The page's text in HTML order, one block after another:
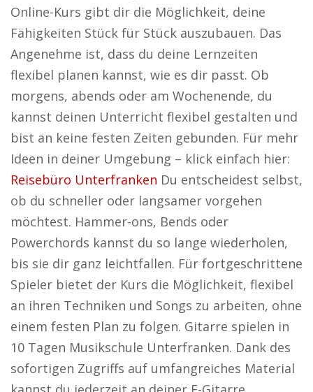
Online-Kurs gibt dir die Möglichkeit, deine
Fähigkeiten Stück für Stück auszubauen. Das
Angenehme ist, dass du deine Lernzeiten
flexibel planen kannst, wie es dir passt. Ob
morgens, abends oder am Wochenende, du
kannst deinen Unterricht flexibel gestalten und
bist an keine festen Zeiten gebunden. Für mehr
Ideen in deiner Umgebung – klick einfach hier:
Reisebüro Unterfranken Du entscheidest selbst,
ob du schneller oder langsamer vorgehen
möchtest. Hammer-ons, Bends oder
Powerchords kannst du so lange wiederholen,
bis sie dir ganz leichtfallen. Für fortgeschrittene
Spieler bietet der Kurs die Möglichkeit, flexibel
an ihren Techniken und Songs zu arbeiten, ohne
einem festen Plan zu folgen. Gitarre spielen in
10 Tagen Musikschule Unterfranken. Dank des
sofortigen Zugriffs auf umfangreiches Material